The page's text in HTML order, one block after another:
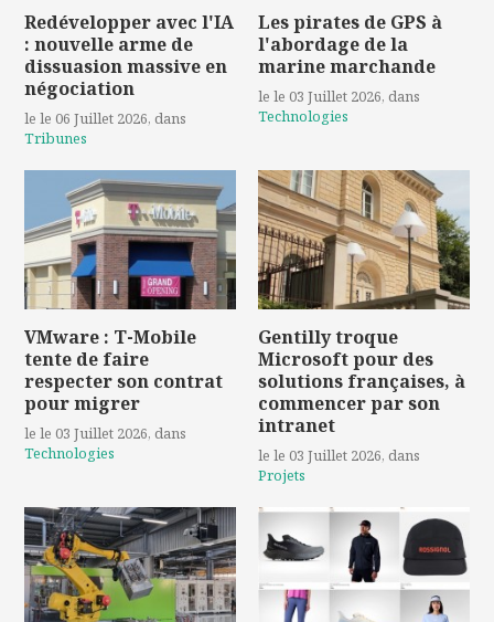
Redévelopper avec l'IA
: nouvelle arme de
dissuasion massive en
négociation
le le 06 Juillet 2026, dans
Tribunes
Les pirates de GPS à
l'abordage de la
marine marchande
le le 03 Juillet 2026, dans
Technologies
VMware : T-Mobile
tente de faire
respecter son contrat
pour migrer
le le 03 Juillet 2026, dans
Technologies
Gentilly troque
Microsoft pour des
solutions françaises, à
commencer par son
intranet
le le 03 Juillet 2026, dans
Projets